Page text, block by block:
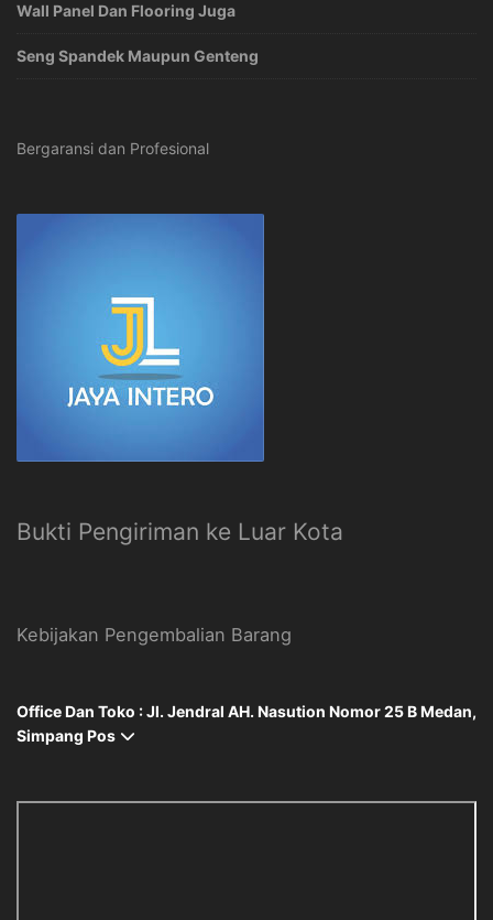
Wall Panel Dan Flooring Juga
Seng Spandek Maupun Genteng
Bergaransi dan Profesional
Bukti Pengiriman ke Luar Kota
Kebijakan Pengembalian Barang
Office Dan Toko : Jl. Jendral AH. Nasution Nomor 25 B Medan,
Simpang Pos